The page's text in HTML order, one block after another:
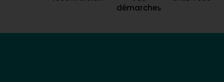
démarches